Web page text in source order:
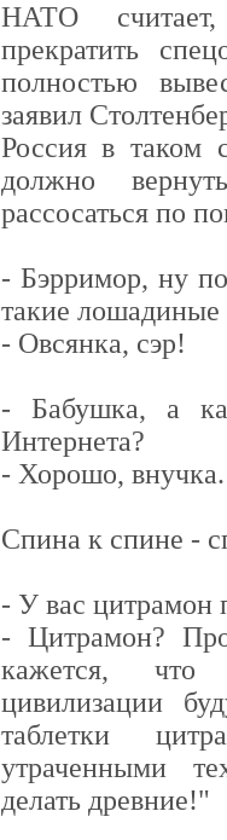
НАТО
прекратить
полностью
заявил
Россия в таком
должно
рассосаться по
- Бэрримор, ну
такие
- Овсянка, сэр!
- Бабушка, а
Интернета?
- Хорошо, внучка.
Спина к спине -
- У вас цитрамон
- Цитрамон?
кажется, что
цивилизации
таблетки
утраченными
делать древние!"